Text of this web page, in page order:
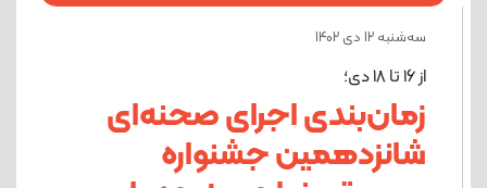
ﺳﻪشنبه 12 دی 1402
از 16 تا 18 دی؛
زمان‌بندی اجرای صحنه‌ای
شانزدهمین جشنواره